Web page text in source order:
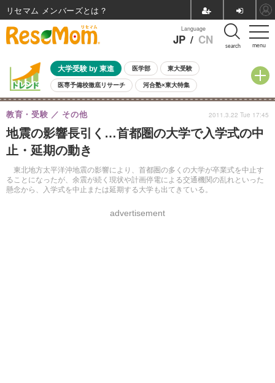
menu
Language
JP / CN search
大学受験 by 東進 医学部 東大受験
医専予備校徹底リサーチ 河合塾×東大特集
親子で考える大学選び 高校受験 中学受験 小学校受験
共通テスト 夏休み
8月開催イベント・WS 全国公立高校 過去問 人気記事
自由研究教材（小学生向け）
地震の影響長引く…首都圏の大学で入学式の中
止・延期の動き
東北地方太平洋沖地震の影響により、首都圏の多くの大学が卒業式を中止す
ることになったが、余震が続く現状や計画停電による交通機関の乱れといった
懸念から、入学式を中止または延期する大学も出てきている。
教育・受験 その他
advertisement
2011.3.22 Tue 17:45
リセマム メンバーズ